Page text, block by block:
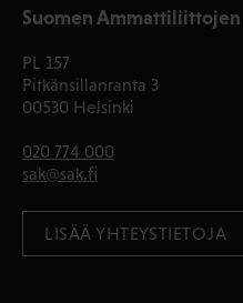
Suomen Ammattiliittojen
PL 157
Pitkänsillanranta 3
00530 Helsinki
020 774 000
sak@sak.fi
LISÄÄ YHTEYSTIETOJA